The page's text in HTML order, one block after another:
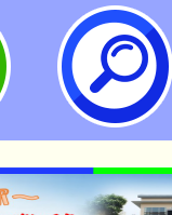
：徐嘉